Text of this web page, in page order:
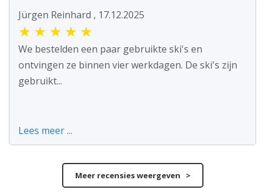
Jürgen Reinhard , 17.12.2025
★ ★ ★ ★ ★
We bestelden een paar gebruikte ski's en
ontvingen ze binnen vier werkdagen. De ski's zijn
gebruikt...
Lees meer ...
Meer recensies weergeven >